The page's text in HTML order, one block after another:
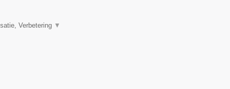
Verbetering ▼